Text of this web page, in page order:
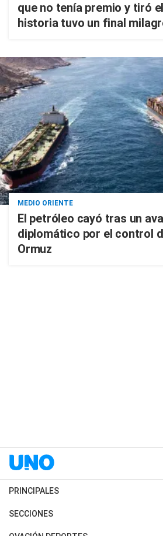
que no tenía premio y tiró
historia tuvo un final
MEDIO ORIENTE
El petróleo cayó tras un
diplomático por el control
Ormuz
PRINCIPALES
Últimas Noticias
Política
SECCIONES